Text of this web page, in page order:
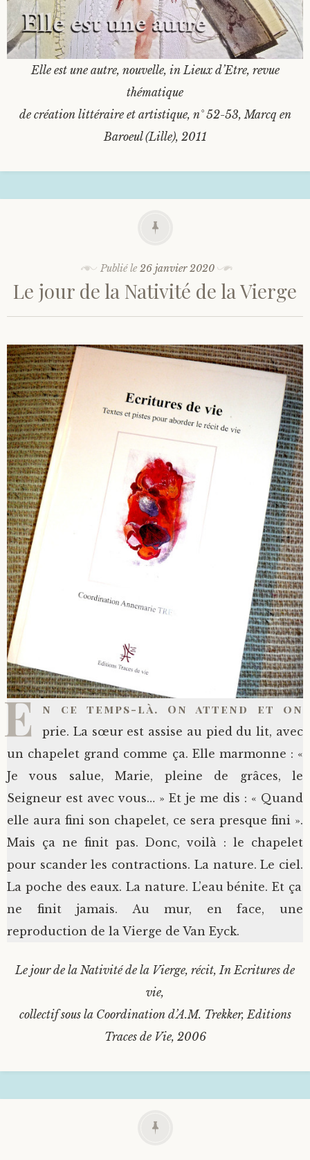
Elle est une autre, nouvelle, in Lieux d’Etre, revue
thématique
de création littéraire et artistique, n° 52-53, Marcq en
Baroeul (Lille), 2011
Publié le 26 janvier 2020
Le jour de la Nativité de la Vierge
E n ce temps-là. On attend et on
prie. La sœur est assise au pied du lit, avec
un chapelet grand comme ça. Elle marmonne : «
Je vous salue, Marie, pleine de grâces, le
Seigneur est avec vous… » Et je me dis : « Quand
elle aura fini son chapelet, ce sera presque fini ».
Mais ça ne finit pas. Donc, voilà : le chapelet
pour scander les contractions. La nature. Le ciel.
La poche des eaux. La nature. L’eau bénite. Et ça
ne finit jamais. Au mur, en face, une
reproduction de la Vierge de Van Eyck.
Le jour de la Nativité de la Vierge, récit, In Ecritures de
vie,
collectif sous la Coordination d’A.M. Trekker, Editions
Traces de Vie, 2006